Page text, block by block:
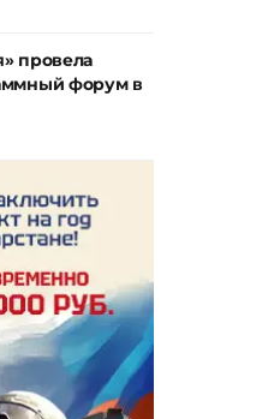
провела
форум в